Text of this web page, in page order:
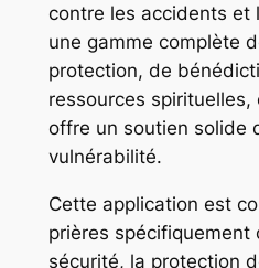
contre les accidents et
une gamme complète
protection, de
ressources
offre un soutien solide
vulnérabilité.
Cette application est
prières spécifiquement
sécurité, la protection